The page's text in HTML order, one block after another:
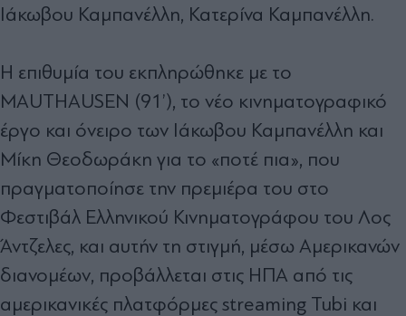
Ιάκωβου Καμπανέλλη, Κατερίνα Καμπανέλλη.
H επιθυμία του εκπληρώθηκε με το
MAUTHAUSEN (91’), το νέο κινηματογραφικό
έργο και όνειρο των Ιάκωβου Καμπανέλλη και
Μίκη Θεοδωράκη για το «ποτέ πια», που
πραγματοποίησε την πρεμιέρα του στο
Φεστιβάλ Ελληνικού Κινηματογράφου του Λος
Άντζελες, και αυτήν τη στιγμή, μέσω Αμερικανών
διανομέων, προβάλλεται στις ΗΠΑ από τις
αμερικανικές πλατφόρμες streaming Tubi και